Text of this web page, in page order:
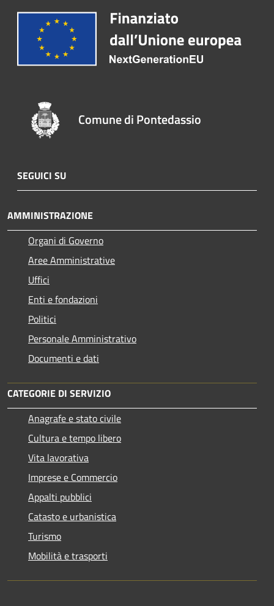
Comune di Pontedassio
SEGUICI SU
AMMINISTRAZIONE
Organi di Governo
Aree Amministrative
Uffici
Enti e fondazioni
Politici
Personale Amministrativo
Documenti e dati
CATEGORIE DI SERVIZIO
Anagrafe e stato civile
Cultura e tempo libero
Vita lavorativa
Imprese e Commercio
Appalti pubblici
Catasto e urbanistica
Turismo
Mobilità e trasporti